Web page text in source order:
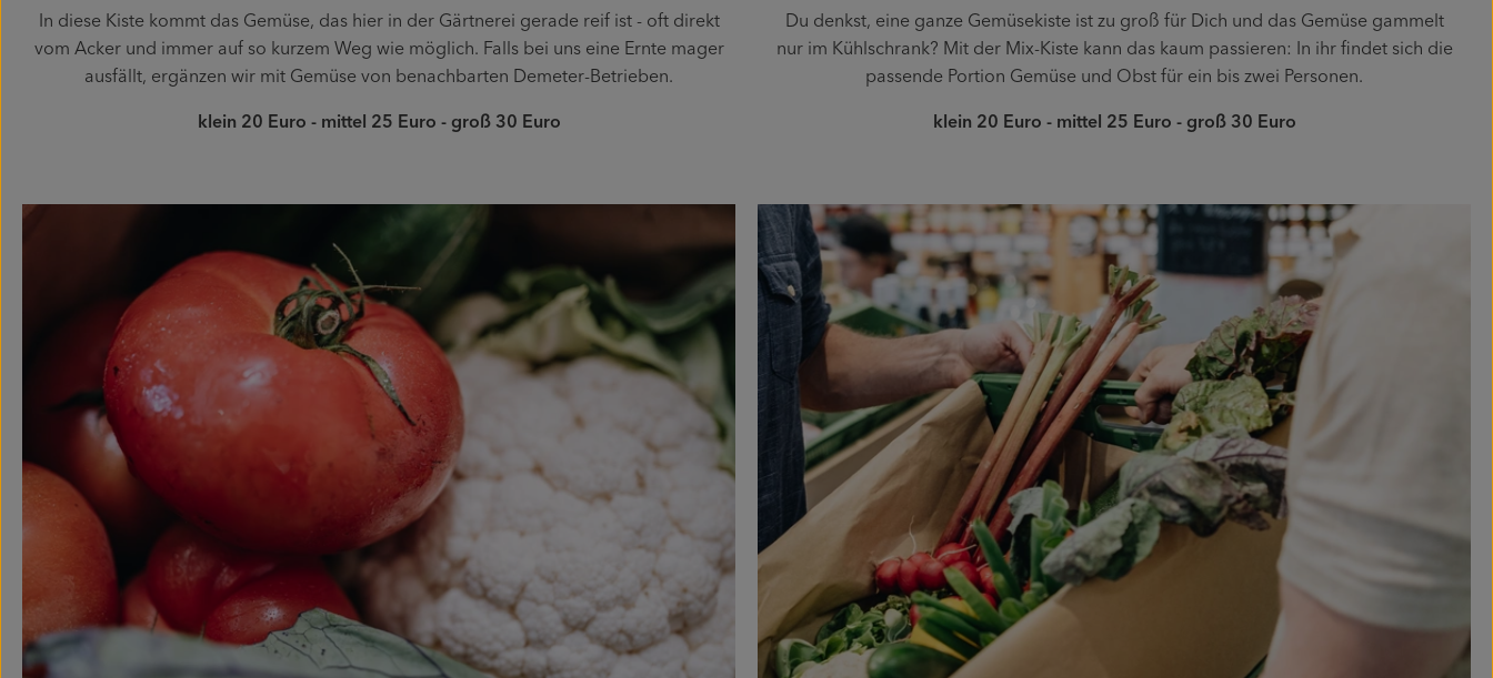
In diese Kiste kommt das Gemüse, das hier in der Gärtnerei gerade reif ist - oft direkt
vom Acker und immer auf so kurzem Weg wie möglich. Falls bei uns eine Ernte mager
ausfällt, ergänzen wir mit Gemüse von benachbarten Demeter-Betrieben.
klein 20 Euro - mittel 25 Euro - groß 30 Euro
Du denkst, eine ganze Gemüsekiste ist zu groß für Dich und das Gemüse gammelt
nur im Kühlschrank? Mit der Mix-Kiste kann das kaum passieren: In ihr findet sich die
passende Portion Gemüse und Obst für ein bis zwei Personen.
klein 20 Euro - mittel 25 Euro - groß 30 Euro